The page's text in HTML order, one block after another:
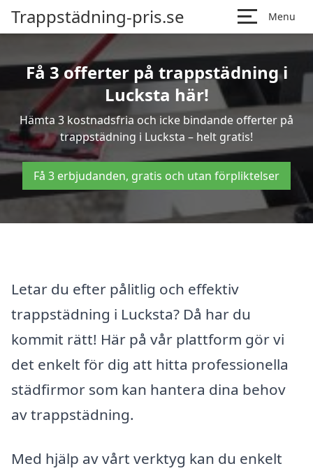
Trappstädning-pris.se Menu
Få 3 offerter på trappstädning i
Lucksta här!
Hämta 3 kostnadsfria och icke bindande offerter på
trappstädning i Lucksta – helt gratis!
Få 3 erbjudanden, gratis och utan förpliktelser
Letar du efter pålitlig och effektiv
trappstädning i Lucksta? Då har du
kommit rätt! Här på vår plattform gör vi
det enkelt för dig att hitta professionella
städfirmor som kan hantera dina behov
av trappstädning.
Med hjälp av vårt verktyg kan du enkelt